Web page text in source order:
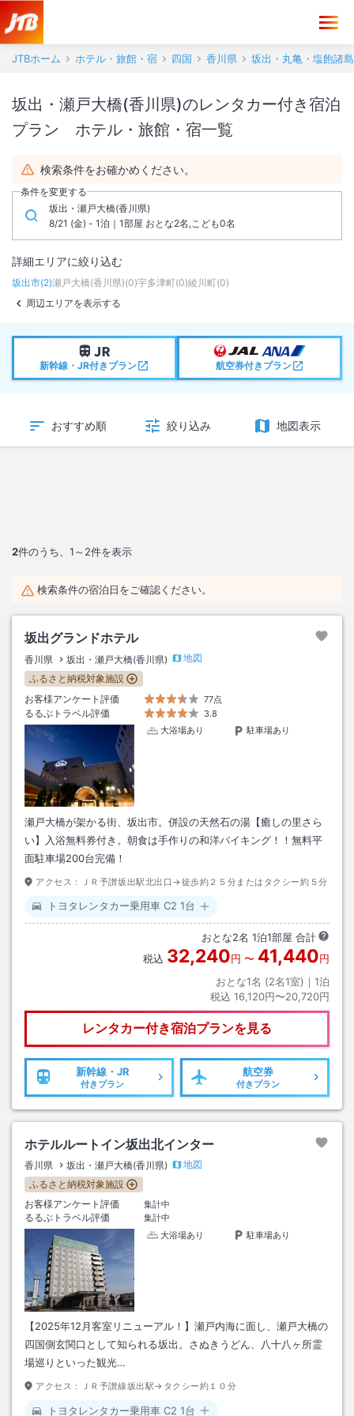
JTBホーム ホテル・旅館・宿 四国 香川県 坂出・丸亀・塩飽諸島
坂出・瀬戸大橋(香川県)のレンタカー付き宿泊
プラン ホテル・旅館・宿一覧
検索条件をお確かめください。
条件を変更する
坂出・瀬戸大橋(香川県)
8/21 (金) - 1泊｜1部屋 おとな2名,こども0名
詳細エリアに絞り込む
坂出市(2)瀬戸大橋(香川県)(0)宇多津町(0)綾川町(0)
周辺エリアを表示する
新幹線・JR付きプラン 航空券付きプラン
おすすめ順 絞り込み 地図表示
2件のうち、 1～2件を表示
検索条件の宿泊日をご確認ください。
坂出グランドホテル
香川県 坂出・瀬戸大橋(香川県)
地図
ふるさと納税対象施設
お客様アンケート評価
77点
るるぶトラベル評価
3.8
大浴場あり
駐車場あり
瀬戸大橋が架かる街、坂出市。併設の天然石の湯【癒しの里さら
い】入浴無料券付き。朝食は手作りの和洋バイキング！！無料平
面駐車場200台完備！
アクセス： ＪＲ予讃坂出駅北出口→徒歩約２５分またはタクシー約５分
トヨタレンタカー乗用車 C2 1台
おとな2名 1泊1部屋 合計
税込 32,240円 〜 41,440円
おとな1名 (2名1室)｜ 1泊
税込 16,120円〜20,720円
レンタカー付き宿泊プランを見る
新幹線・JR
付きプラン
航空券
付きプラン
ホテルルートイン坂出北インター
香川県 坂出・瀬戸大橋(香川県)
地図
ふるさと納税対象施設
お客様アンケート評価
集計中
るるぶトラベル評価
集計中
大浴場あり
駐車場あり
【2025年12月客室リニューアル！】瀬戸内海に面し、瀬戸大橋の
四国側玄関口として知られる坂出。さぬきうどん、八十八ヶ所霊
場巡りといった観光…
アクセス： ＪＲ予讃線坂出駅→タクシー約１０分
トヨタレンタカー乗用車 C2 1台